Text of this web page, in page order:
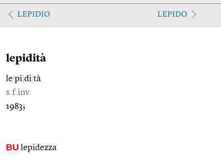
LEPIDIO LEPIDO
lepidità
le pi di tà
s.f.inv.
1983;
BU lepidezza